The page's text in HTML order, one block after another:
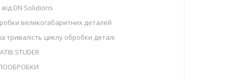
DN Solutions
великогабаритних деталей
циклу обробки деталі
STUDER